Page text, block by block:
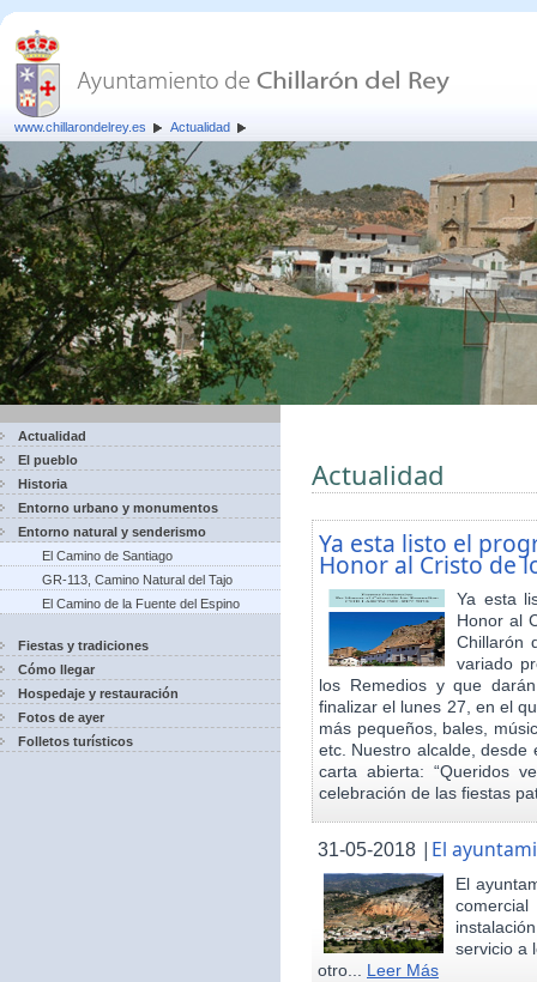
www.chillarondelrey.es Actualidad
Actualidad
El pueblo
Historia
Entorno urbano y monumentos
Entorno natural y senderismo
El Camino de Santiago
GR-113, Camino Natural del Tajo
El Camino de la Fuente del Espino
Fiestas y tradiciones
Cómo llegar
Hospedaje y restauración
Fotos de ayer
Folletos turísticos
Actualidad
Ya esta listo el
Honor al Cristo de
Ya esta
Honor al
Chillarón
variado
los Remedios y que
finalizar el lunes 27, en el
más pequeños, bales,
etc. Nuestro alcalde,
carta abierta: “Queridos
celebración de las fiestas
31-05-2018 | El
El
servicio a
otro... Leer Más